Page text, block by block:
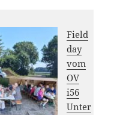
Field
day
vom
OV
i56
Unter